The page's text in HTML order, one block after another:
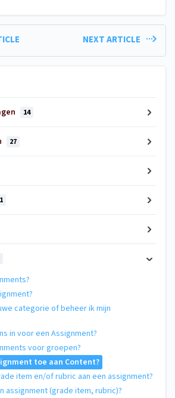
NEXT ARTICLE
14
27
1
categorie of beheer ik mijn
in voor een Assignment?
voor groepen?
toe aan Content?
item en/of rubric aan een assignment?
assignment (grade item, rubric)?